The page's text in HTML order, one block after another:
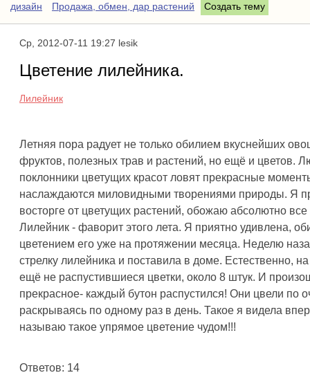
дизайн
Продажа, обмен, дар растений Создать тему
Ср, 2012-07-11 19:27 lesik
Цветение лилейника.
Лилейник
Летняя пора радует не только обилием вкуснейших
фруктов, полезных трав и растений, но ещё и цветов.
поклонники цветущих красот ловят прекрасные
наслаждаются миловидными творениями природы. Я
восторге от цветущих растений, обожаю абсолютно
Лилейник - фаворит этого лета. Я приятно удивлена,
цветением его уже на протяжении месяца. Неделю
стрелку лилейника и поставила в доме. Естественно,
ещё не распустившиеся цветки, около 8 штук. И
прекрасное- каждый бутон распустился! Они цвели по
раскрываясь по одному раз в день. Такое я видела
называю такое упрямое цветение чудом!!!
Ответов: 14